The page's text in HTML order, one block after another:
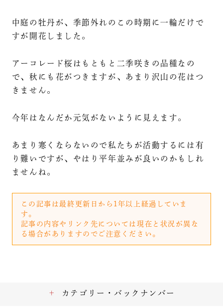
中庭の牡丹が、季節外れのこの時期に一輪だけで
すが開花しました。
アーコレード桜はもともと二季咲きの品種なの
で、秋にも花がつきますが、あまり沢山の花はつ
きません。
今年はなんだか元気がないように見えます。
あまり寒くならないので私たちが活動するには有
り難いですが、やはり平年並みが良いのかもしれ
ませんね。
この記事は最終更新日から1年以上経過していま
す。
記事の内容やリンク先については現在と状況が異な
る場合がありますのでご注意ください。
カテゴリー・バックナンバー